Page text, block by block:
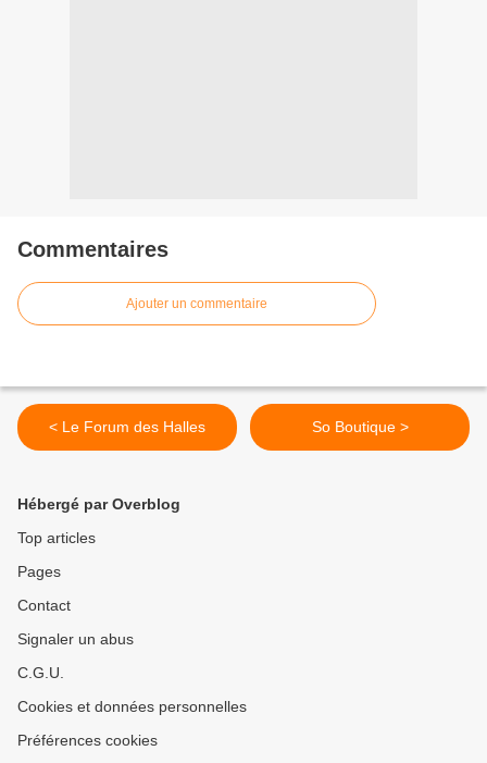
Commentaires
Ajouter un commentaire
< Le Forum des Halles So Boutique >
Hébergé par Overblog
Top articles
Pages
Contact
Signaler un abus
C.G.U.
Cookies et données personnelles
Préférences cookies